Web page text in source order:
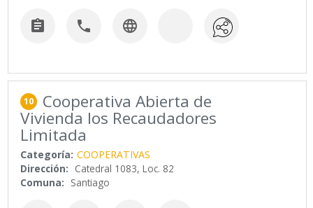
  
10 Cooperativa Abierta de
Vivienda los Recaudadores
Limitada
Categoría: COOPERATIVAS
Dirección: Catedral 1083, Loc. 82
Comuna: Santiago